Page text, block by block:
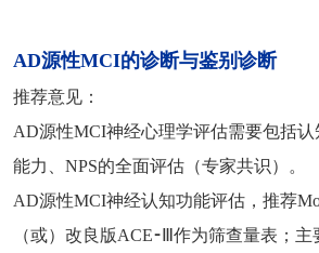
AD源性MCI的诊断与鉴别诊断
推荐意见：
AD源性MCI神经心理学评估需要包括
能力、NPS的全面评估（专家共识）。
AD源性MCI神经认知功能评估，推荐
（或）改良版ACE⁃Ⅲ作为筛查量表；